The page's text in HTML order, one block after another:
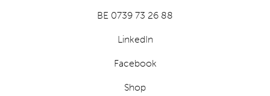
BE 0739 73 26 88
LinkedIn
Facebook
Shop